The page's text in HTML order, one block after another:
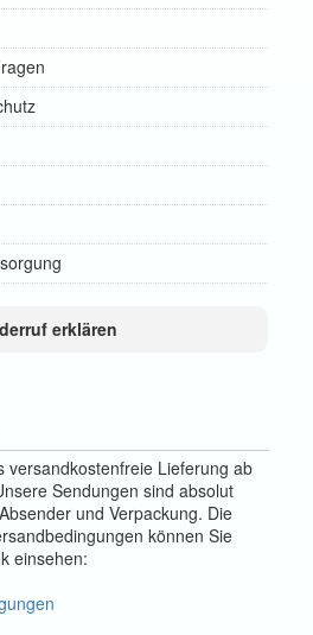
erklären
versandkostenfreie Lieferung ab
Sendungen sind absolut
und Verpackung. Die
können Sie
einsehen: